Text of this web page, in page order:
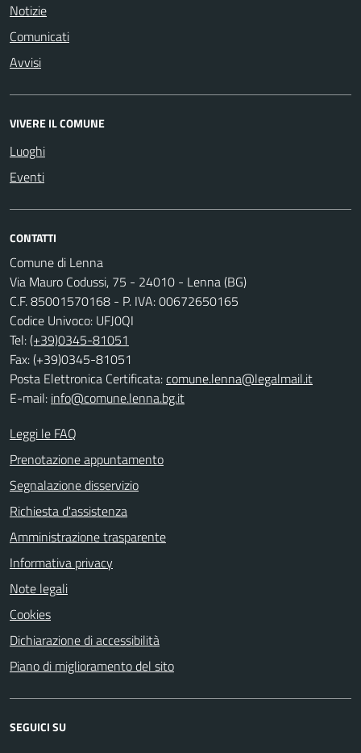
Notizie
Comunicati
Avvisi
VIVERE IL COMUNE
Luoghi
Eventi
CONTATTI
Comune di Lenna
Via Mauro Codussi, 75 - 24010 - Lenna (BG)
C.F. 85001570168 - P. IVA: 00672650165
Codice Univoco: UFJ0QI
Tel:(+39)0345-81051
Fax: (+39)0345-81051
Posta Elettronica Certificata:comune.lenna@legalmail.it
E-mail: info@comune.lenna.bg.it
Leggi le FAQ
Prenotazione appuntamento
Segnalazione disservizio
Richiesta d'assistenza
Amministrazione trasparente
Informativa privacy
Note legali
Cookies
Dichiarazione di accessibilità
Piano di miglioramento del sito
SEGUICI SU